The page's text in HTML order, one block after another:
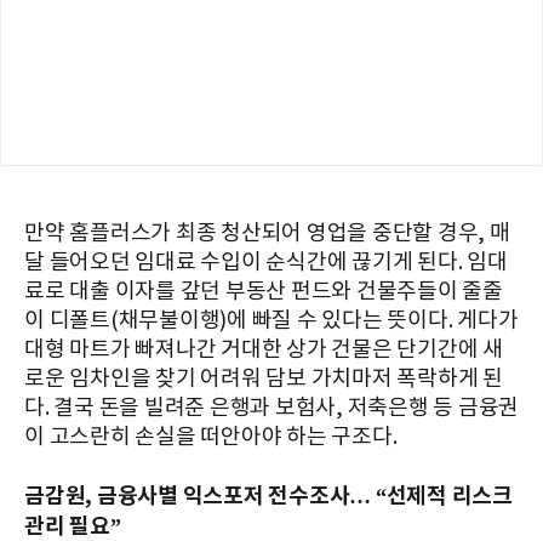
만약 홈플러스가 최종 청산되어 영업을 중단할 경우, 매
달 들어오던 임대료 수입이 순식간에 끊기게 된다. 임대
료로 대출 이자를 갚던 부동산 펀드와 건물주들이 줄줄
이 디폴트(채무불이행)에 빠질 수 있다는 뜻이다. 게다가
대형 마트가 빠져나간 거대한 상가 건물은 단기간에 새
로운 임차인을 찾기 어려워 담보 가치마저 폭락하게 된
다. 결국 돈을 빌려준 은행과 보험사, 저축은행 등 금융권
이 고스란히 손실을 떠안아야 하는 구조다.
금감원, 금융사별 익스포저 전수조사… “선제적 리스크
관리 필요”